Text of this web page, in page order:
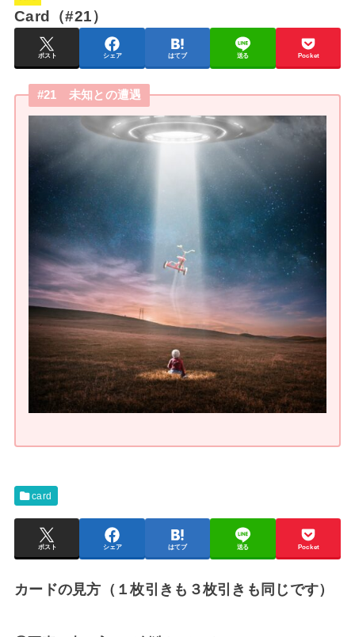
Card（#21）
ポスト シェア はてブ 送る Pocket
#21 未知との遭遇
card
ポスト シェア はてブ 送る Pocket
カードの見方（１枚引きも３枚引きも同じです）